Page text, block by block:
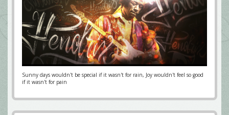
Sunny days wouldn't be special if it wasn't for rain, Joy wouldn't feel so good
if it wasn't for pain